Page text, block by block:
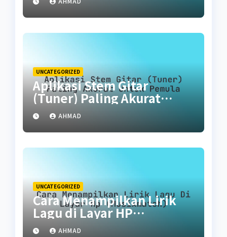
UNCATEGORIZED
Aplikasi Stem Gitar
(Tuner) Paling Akurat
untuk Pemula
AHMAD
UNCATEGORIZED
Cara Menampilkan Lirik
Lagu di Layar HP
(Musixmatch)
AHMAD